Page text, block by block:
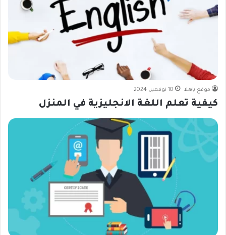
موقع ياهلا 10 نوفمبر، 2024
كيفية تعلم اللغة الانجليزية في المنزل